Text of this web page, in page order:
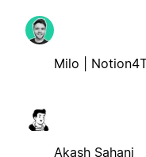
Milo |
Akash Sahani